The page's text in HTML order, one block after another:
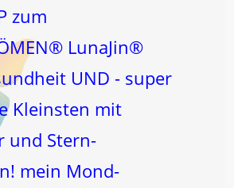
zum
LunaJin®
UND - super
Kleinsten mit
und Stern-
mein Mond-